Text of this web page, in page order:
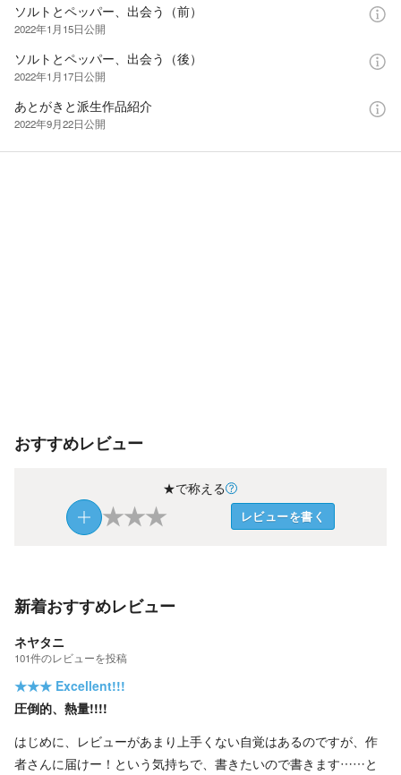
ソルトとペッパー、出会う（前）
2022年1月15日公開
ソルトとペッパー、出会う（後）
2022年1月17日公開
あとがきと派生作品紹介
2022年9月22日公開
おすすめレビュー
★で称える
★★★ レビューを書く
新着おすすめレビュー
ネヤタニ
101件のレビューを投稿
★★★ Excellent!!!
圧倒的、熱量!!!!
はじめに、レビューがあまり上手くない自覚はあるのですが、作
者さんに届けー！という気持ちで、書きたいので書きます……と